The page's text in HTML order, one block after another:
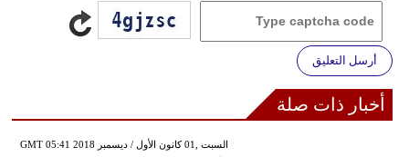
أرسل التعليق
أخبار ذات صلة
GMT 05:41 2018 السبت ,01 كانون الأول / ديسمبر